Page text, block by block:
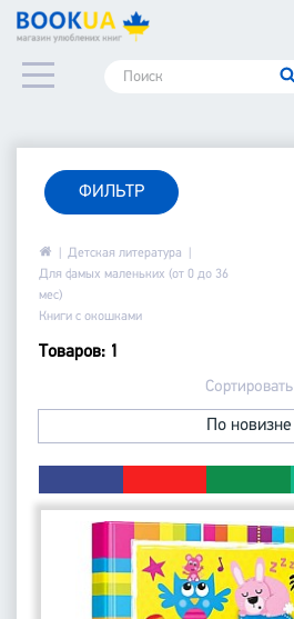
ФИЛЬТР
Детская литература
Для самых маленьких (от 0 до 36
мес)
Книги с окошками
Товаров: 1
Сортировать
По новизне